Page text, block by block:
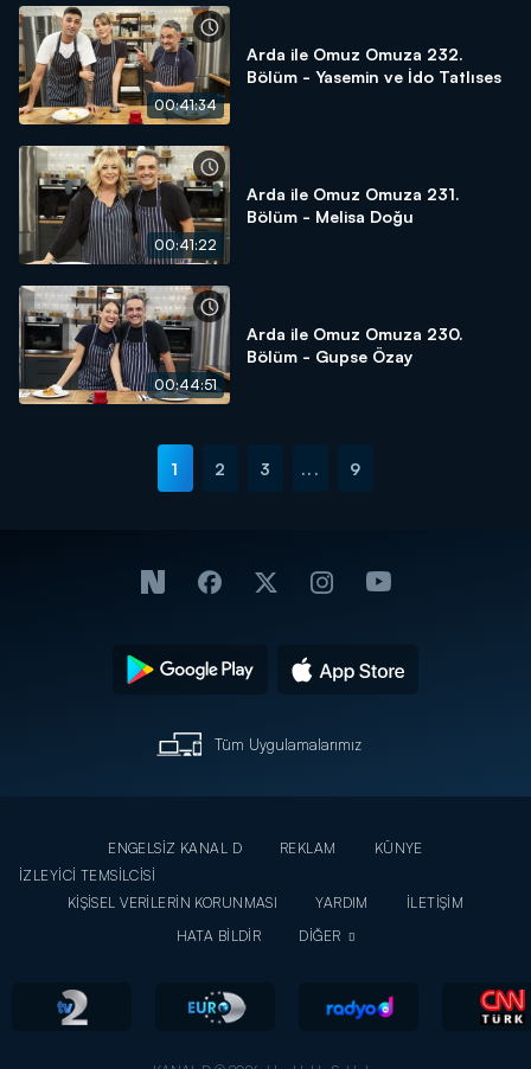
00:41:34
Arda ile Omuz Omuza 232.
Bölüm - Yasemin ve İdo Tatlıses
00:41:22
Arda ile Omuz Omuza 231.
Bölüm - Melisa Doğu
00:44:51
Arda ile Omuz Omuza 230.
Bölüm - Gupse Özay
1 2 3 ... 9
Tüm Uygulamalarımız
ENGELSİZ KANAL D REKLAM
KÜNYE
İZLEYİCİ TEMSİLCİSİ
KİŞİSEL VERİLERİN KORUNMASI
YARDIM
İLETİŞİM
HATA BİLDİR
DİĞER